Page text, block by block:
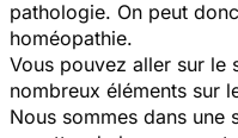
pathologie. On peut
homéopathie.
Vous pouvez aller sur le
nombreux éléments sur
Nous sommes dans